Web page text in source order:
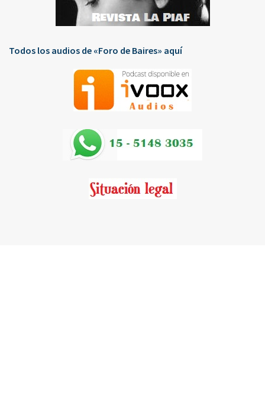
Todos los audios de «Foro de Baires» aquí